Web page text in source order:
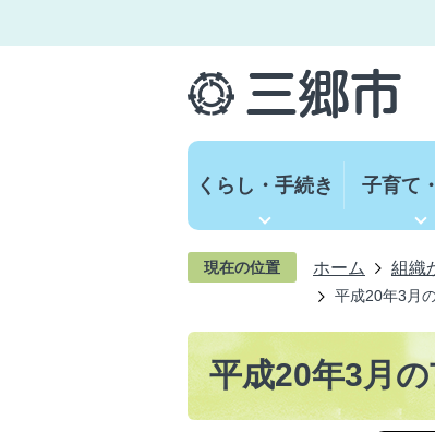
くらし・手続き 子育て
現在の位置 ホーム 組織
平成20年3月
平成20年3月